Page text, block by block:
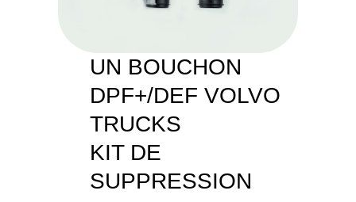
UN BOUCHON
DPF+/DEF VOLVO
TRUCKS
KIT DE
SUPPRESSION